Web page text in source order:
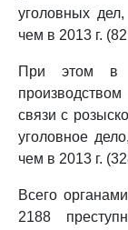
уголовных
чем в 2013 г.
При этом в
связи с
уголовное
чем в 2013 г.
Всего
2188